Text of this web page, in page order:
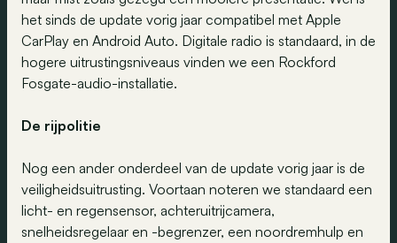
het sinds de update vorig jaar compatibel met Apple
CarPlay en Android Auto. Digitale radio is standaard, in de
hogere uitrustingsniveaus vinden we een Rockford
Fosgate-audio-installatie.
De rijpolitie
Nog een ander onderdeel van de update vorig jaar is de
veiligheidsuitrusting. Voortaan noteren we standaard een
licht- en regensensor, achteruitrijcamera,
snelheidsregelaar en -begrenzer, een noordremhulp en